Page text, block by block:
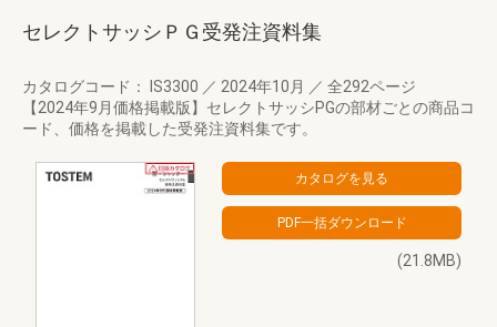
セレクトサッシＰＧ受発注資料集
カタログコード： IS3300 ／ 2024年10月 ／ 全292ページ
【2024年9月価格掲載版】セレクトサッシPGの部材ごとの商品コ
ード、価格を掲載した受発注資料集です。
(21.8MB)